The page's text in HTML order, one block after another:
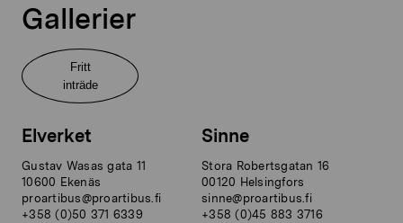
Gallerier
Fritt
inträde
Elverket
Gustav Wasas gata 11
10600 Ekenäs
proartibus@proartibus.fi
+358 (0)50 371 6339
Sinne
Stora Robertsgatan 16
00120 Helsingfors
sinne@proartibus.fi
+358 (0)45 883 3716